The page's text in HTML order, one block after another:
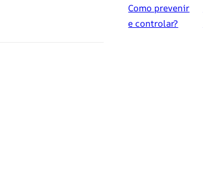
Como prevenir
e controlar?